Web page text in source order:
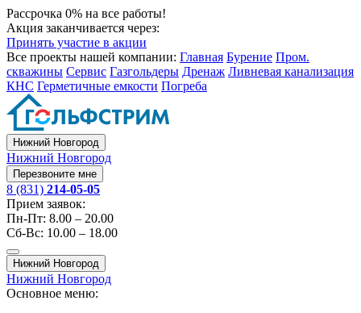
Рассрочка 0% на все работы!
Акция заканчивается через:
Принять участие в акции
Все проекты нашей компании: Главная Бурение Пром.
скважины Сервис Газгольдеры Дренаж Ливневая канализация
КНС Герметичные емкости Погреба
Нижний Новгород
Нижний Новгород
Перезвоните мне
8 (831) 214-05-05
Прием заявок:
Пн-Пт: 8.00 – 20.00
Сб-Вс: 10.00 – 18.00
Нижний Новгород
Нижний Новгород
Основное меню: